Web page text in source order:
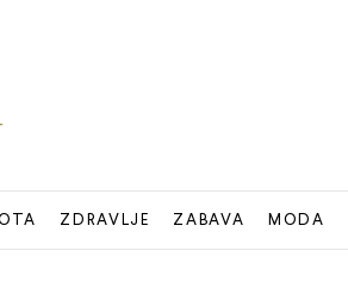
ZDRAVLJE ZABAVA MODA